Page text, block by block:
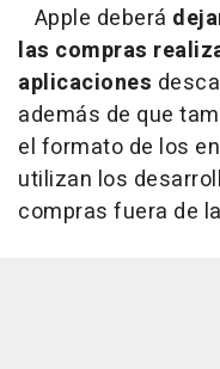
Apple deberá
las compras
aplicaciones
además de que
el formato de los
utilizan los
compras fuera de